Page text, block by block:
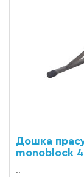
Дошка
monoblock
..